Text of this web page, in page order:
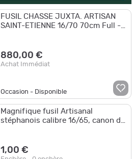
FUSIL CHASSE JUXTA. ARTISAN
SAINT-ETIENNE 16/70 70cm Full -
880,00 €
Achat Immédiat
Occasion - Disponible
Magnifique fusil Artisanal
stéphanois calibre 16/65, canon de
1,00 €